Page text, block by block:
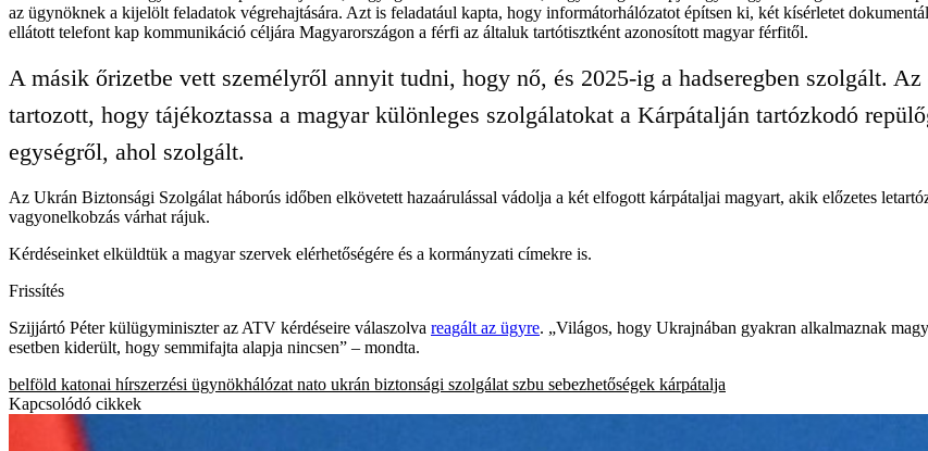
az ügynöknek a kijelölt feladatok végrehajtására. Azt is feladatául kapta, hogy informátorhálózatot építsen ki, két kísérletet
ellátott telefont kap kommunikáció céljára Magyarországon a férfi az általuk tartótisztként azonosított magyar férfitől.
A másik őrizetbe vett személyről annyit tudni, hogy nő, és 2025-ig a hadseregben szolgált.
tartozott, hogy tájékoztassa a magyar különleges szolgálatokat a Kárpátalján tartózkodó
egységről, ahol szolgált.
Az Ukrán Biztonsági Szolgálat háborús időben elkövetett hazaárulással vádolja a két elfogott kárpátaljai magyart, akik előzetes
vagyonelkobzás várhat rájuk.
Kérdéseinket elküldtük a magyar szervek elérhetőségére és a kormányzati címekre is.
Frissítés
Szijjártó Péter külügyminiszter az ATV kérdéseire válaszolva reagált az ügyre. „Világos, hogy Ukrajnában gyakran alkalmaznak
esetben kiderült, hogy semmifajta alapja nincsen” – mondta.
belföld katonai hírszerzési ügynökhálózat nato ukrán biztonsági szolgálat szbu sebezhetőségek kárpátalja
Kapcsolódó cikkek